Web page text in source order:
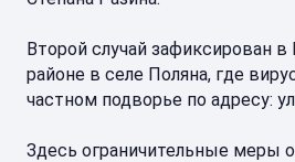
Второй случай зафиксирован
районе в селе Поляна, где
частном подворье по адресу:
Здесь ограничительные меры